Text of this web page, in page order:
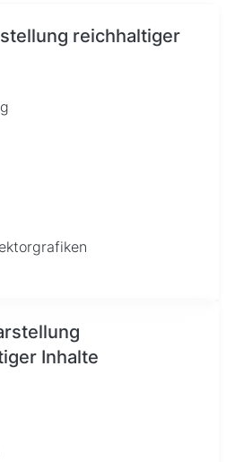
reichhaltiger
Inhalte